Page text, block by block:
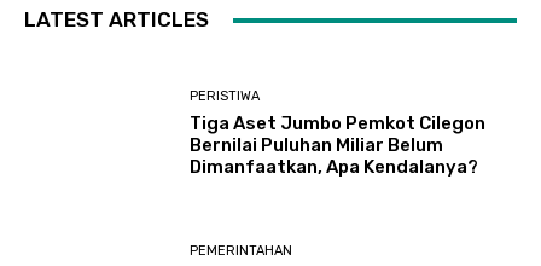
LATEST ARTICLES
PERISTIWA
Tiga Aset Jumbo Pemkot Cilegon
Bernilai Puluhan Miliar Belum
Dimanfaatkan, Apa Kendalanya?
PEMERINTAHAN